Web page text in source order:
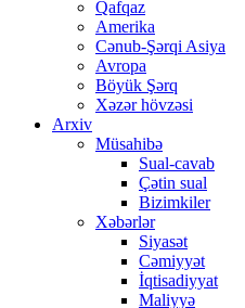
Qafqaz
Amerika
Cənub-Şərqi Asiya
Avropa
Böyük Şərq
Xəzər hövzəsi
Arxiv
Müsahibə
Sual-cavab
Çətin sual
Bizimkiler
Xəbərlər
Siyasət
Cəmiyyət
İqtisadiyyat
Maliyyə